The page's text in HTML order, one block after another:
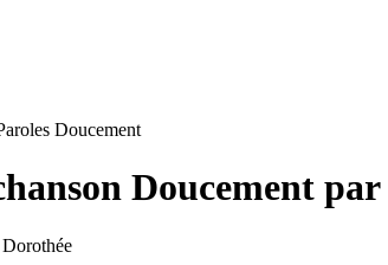
Doucement
Doucement par